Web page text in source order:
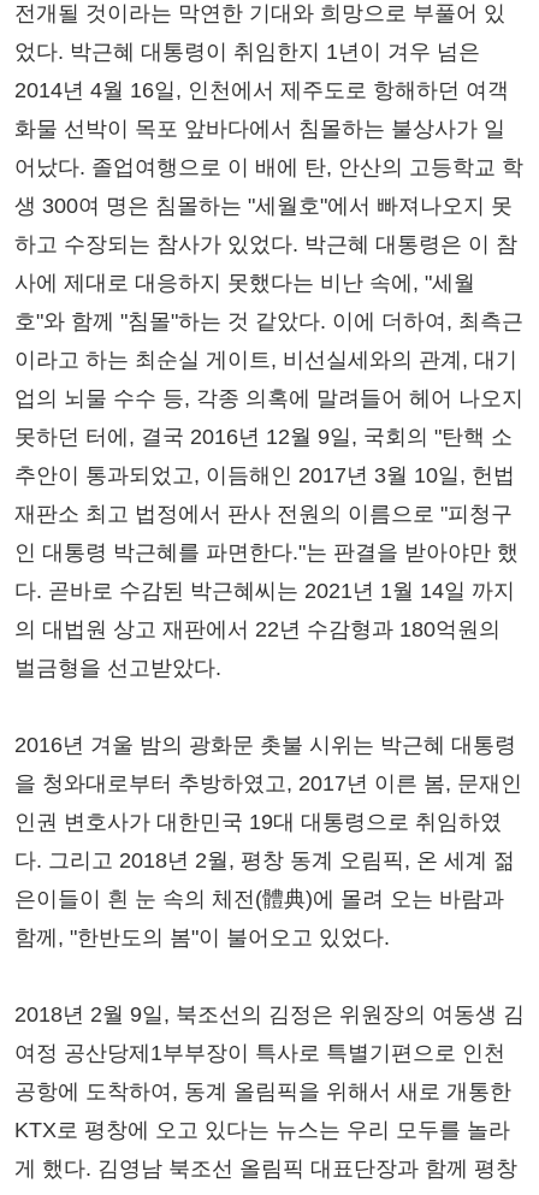
전개될 것이라는 막연한 기대와 희망으로 부풀어 있
었다. 박근혜 대통령이 취임한지 1년이 겨우 넘은
2014년 4월 16일, 인천에서 제주도로 항해하던 여객
화물 선박이 목포 앞바다에서 침몰하는 불상사가 일
어났다. 졸업여행으로 이 배에 탄, 안산의 고등학교 학
생 300여 명은 침몰하는 "세월호"에서 빠져나오지 못
하고 수장되는 참사가 있었다. 박근혜 대통령은 이 참
사에 제대로 대응하지 못했다는 비난 속에, "세월
호"와 함께 "침몰"하는 것 같았다. 이에 더하여, 최측근
이라고 하는 최순실 게이트, 비선실세와의 관계, 대기
업의 뇌물 수수 등, 각종 의혹에 말려들어 헤어 나오지
못하던 터에, 결국 2016년 12월 9일, 국회의 "탄핵 소
추안이 통과되었고, 이듬해인 2017년 3월 10일, 헌법
재판소 최고 법정에서 판사 전원의 이름으로 "피청구
인 대통령 박근혜를 파면한다."는 판결을 받아야만 했
다. 곧바로 수감된 박근혜씨는 2021년 1월 14일 까지
의 대법원 상고 재판에서 22년 수감형과 180억원의
벌금형을 선고받았다.
2016년 겨울 밤의 광화문 촛불 시위는 박근혜 대통령
을 청와대로부터 추방하였고, 2017년 이른 봄, 문재인
인권 변호사가 대한민국 19대 대통령으로 취임하였
다. 그리고 2018년 2월, 평창 동계 오림픽, 온 세계 젊
은이들이 흰 눈 속의 체전(體典)에 몰려 오는 바람과
함께, "한반도의 봄"이 불어오고 있었다.
2018년 2월 9일, 북조선의 김정은 위원장의 여동생 김
여정 공산당제1부부장이 특사로 특별기편으로 인천
공항에 도착하여, 동계 올림픽을 위해서 새로 개통한
KTX로 평창에 오고 있다는 뉴스는 우리 모두를 놀라
게 했다. 김영남 북조선 올림픽 대표단장과 함께 평창